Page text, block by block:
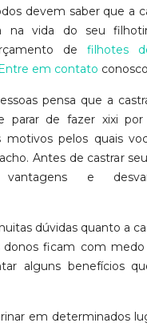
devem saber que a
na vida do seu
de filhotes
em contato
pensa que a
parar de fazer xixi
motivos pelos quais
Antes de castrar
e
dúvidas quanto a
ficam com
alguns benefícios
em determinados